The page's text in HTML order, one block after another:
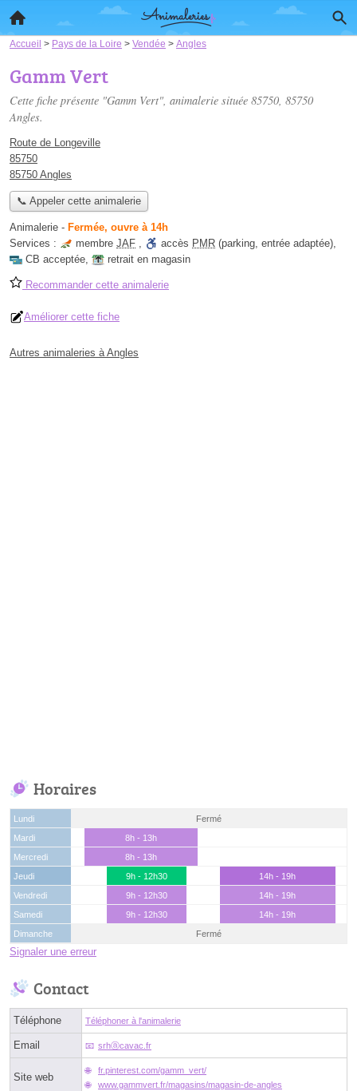
Accueil > Pays de la Loire > Vendée > Angles
Gamm Vert
Cette fiche présente "Gamm Vert", animalerie située 85750, 85750
Angles.
Route de Longeville
85750
85750 Angles
📞 Appeler cette animalerie
Animalerie - Fermée, ouvre à 14h
Services :
membre JAF , accès PMR (parking, entrée adaptée),
CB acceptée, retrait en magasin
Recommander cette animalerie
Améliorer cette fiche
Autres animaleries à Angles
Horaires
Lundi
Fermé
Mardi
8h - 13h
Mercredi
8h - 13h
Jeudi
9h - 12h30
14h - 19h
Vendredi
9h - 12h30
14h - 19h
Samedi
9h - 12h30
14h - 19h
Dimanche
Fermé
Signaler une erreur
Contact
Téléphone Téléphoner à l'animalerie
Email srhⓐcavac.fr
Site web
fr.pinterest.com/gamm_vert/
www.gammvert.fr/magasins/magasin-de-angles